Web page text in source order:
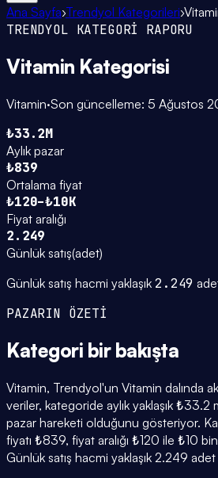
Ana Sayfa›Trendyol Kategorileri›
TRENDYOL KATEGORİ RAPORU
Vitamin Kategorisi
Vitamin·Son güncelleme: 5 Ağustos
₺33.2M
Aylık pazar
₺839
Ortalama fiyat
₺120–₺10K
Fiyat aralığı
2.249
Günlük satış(adet)
Günlük satış hacmi yaklaşık 2.249
PAZARIN ÖZETİ
Kategori bir bakışta
Vitamin, Trendyol'un Vitamin dalında
veriler, kategoride aylık yaklaşık
pazar hareketi olduğunu gösteriyor.
fiyatı ₺839, fiyat aralığı ₺120 ile ₺10
Günlük satış hacmi yaklaşık 2.249